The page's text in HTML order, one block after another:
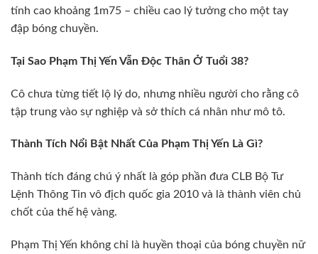
tính cao khoảng 1m75 – chiều cao lý tưởng cho một tay
đập bóng chuyền.
Tại Sao Phạm Thị Yến Vẫn Độc Thân Ở Tuổi 38?
Cô chưa từng tiết lộ lý do, nhưng nhiều người cho rằng cô
tập trung vào sự nghiệp và sở thích cá nhân như mô tô.
Thành Tích Nổi Bật Nhất Của Phạm Thị Yến Là Gì?
Thành tích đáng chú ý nhất là góp phần đưa CLB Bộ Tư
Lệnh Thông Tin vô địch quốc gia 2010 và là thành viên chủ
chốt của thế hệ vàng.
Phạm Thị Yến không chỉ là huyền thoại của bóng chuyền nữ